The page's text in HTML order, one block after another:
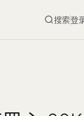
搜索登